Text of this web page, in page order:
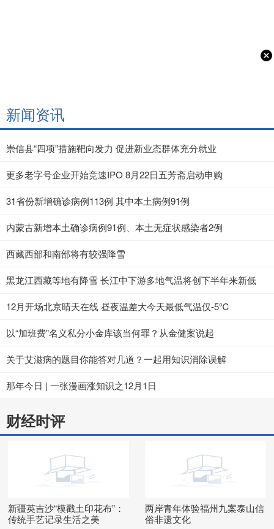
新闻资讯
崇信县“四项”措施靶向发力 促进新业态群体充分就业
更多老字号企业开始竞速IPO 8月22日五芳斋启动申购
31省份新增确诊病例113例 其中本土病例91例
内蒙古新增本土确诊病例91例、本土无症状感染者2例
西藏西部和南部将有较强降雪
黑龙江西藏等地有降雪 长江中下游多地气温将创下半年来新低
12月开场北京晴天在线 昼夜温差大今天最低气温仅-5℃
以“加班费”名义私分小金库该当何罪？从金健案说起
关于艾滋病的题目你能答对几道？一起用知识消除误解
那年今日 | 一张漫画涨知识之12月1日
财经时评
新疆英吉沙“模戳土印花布”：
传统手艺记录生活之美
两岸青年体验福州九案泰山信
俗非遗文化